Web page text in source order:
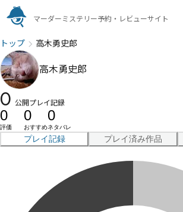
マーダーミステリー予約・レビューサイト
トップ 高木勇史郎
高木勇史郎
0 公開プレイ記録
0
評価
0
おすすめ
0
ネタバレ
プレイ記録 プレイ済み作品